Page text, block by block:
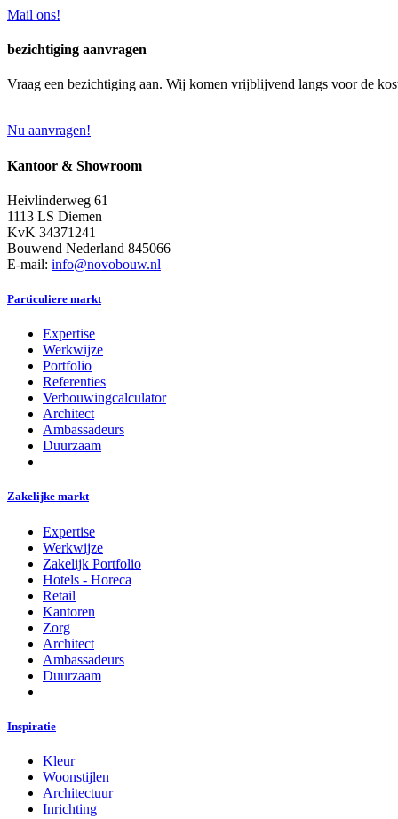
Mail ons!
bezichtiging aanvragen
Vraag een bezichtiging aan. Wij komen vrijblijvend langs voor de
Nu aanvragen!
Kantoor & Showroom
Heivlinderweg 61
1113 LS Diemen
KvK 34371241
Bouwend Nederland 845066
E-mail: info@novobouw.nl
Particuliere markt
Expertise
Werkwijze
Portfolio
Referenties
Verbouwingcalculator
Architect
Ambassadeurs
Duurzaam
Zakelijke markt
Expertise
Werkwijze
Zakelijk Portfolio
Hotels - Horeca
Retail
Kantoren
Zorg
Architect
Ambassadeurs
Duurzaam
Inspiratie
Kleur
Woonstijlen
Architectuur
Inrichting